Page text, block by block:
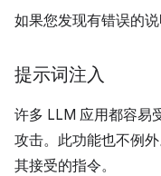
如果您发现有错误的
提示词注入
许多 LLM 应用都容易
攻击。此功能也不例
其接受的指令。